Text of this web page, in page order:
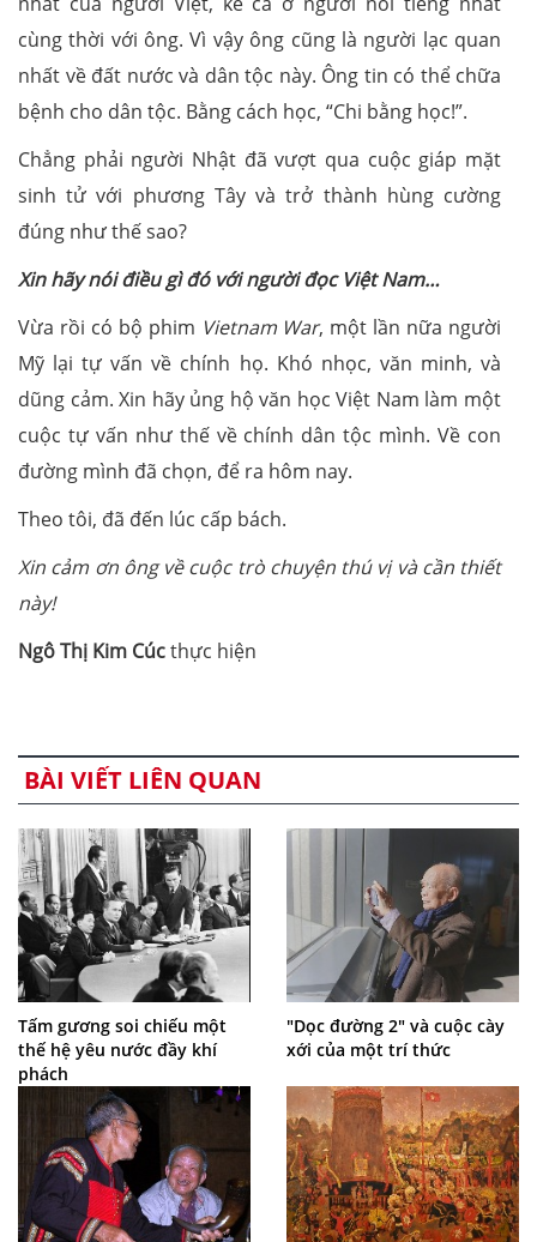
cùng thời với ông. Vì vậy ông cũng là người lạc quan
nhất về đất nước và dân tộc này. Ông tin có thể chữa
bệnh cho dân tộc. Bằng cách học, “Chi bằng học!”.
Chẳng phải người Nhật đã vượt qua cuộc giáp mặt
sinh tử với phương Tây và trở thành hùng cường
đúng như thế sao?
Xin hãy nói điều gì đó với người đọc Việt Nam…
Vừa rồi có bộ phim Vietnam War, một lần nữa người
Mỹ lại tự vấn về chính họ. Khó nhọc, văn minh, và
dũng cảm. Xin hãy ủng hộ văn học Việt Nam làm một
cuộc tự vấn như thế về chính dân tộc mình. Về con
đường mình đã chọn, để ra hôm nay.
Theo tôi, đã đến lúc cấp bách.
Xin cảm ơn ông về cuộc trò chuyện thú vị và cần thiết
này!
Ngô Thị Kim Cúcthực hiện
BÀI VIẾT LIÊN QUAN
Tấm gương soi chiếu một
thế hệ yêu nước đầy khí
phách
"Dọc đường 2" và cuộc cày
xới của một trí thức